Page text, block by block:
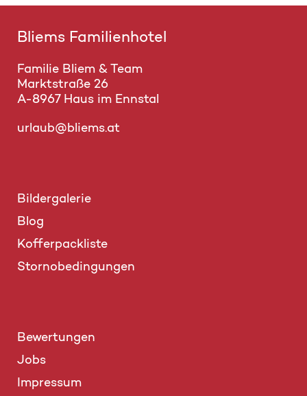
Bliems Familienhotel
Familie Bliem & Team
Marktstraße 26
A-8967 Haus im Ennstal
urlaub@bliems.at
Bildergalerie
Blog
Kofferpackliste
Stornobedingungen
Bewertungen
Jobs
Impressum